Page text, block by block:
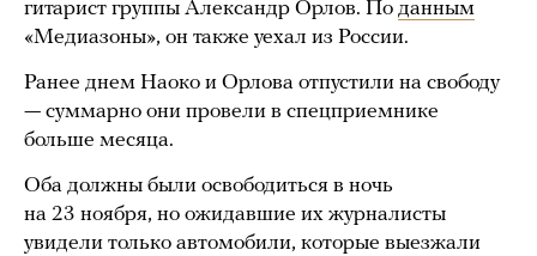
гитарист группы Александр Орлов. По данным
«Медиазоны», он также уехал из России.
Ранее днем Наоко и Орлова отпустили на свободу
— суммарно они провели в спецприемнике
больше месяца.
Оба должны были освободиться в ночь
на 23 ноября, но ожидавшие их журналисты
увидели только автомобили, которые выезжали